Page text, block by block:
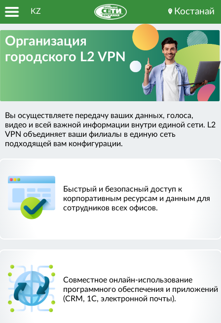
KZ Костанай
Главная
Для бизнеса
Оплата
Электронный документооборот
мы в социальных сетях:
Связаться с нами:
+7 (7142) 90-23-23
Организация
городского L2 VPN
Вы осуществляете передачу ваших данных, голоса,
видео и всей важной информации внутри единой сети. L2
VPN объединяет ваши филиалы в единую сеть
подходящей вам конфигурации.
Быстрый и безопасный доступ к
корпоративным ресурсам и данным для
сотрудников всех офисов.
Совместное онлайн-использование
программного обеспечения и приложений
(CRM, 1C, электронной почты).